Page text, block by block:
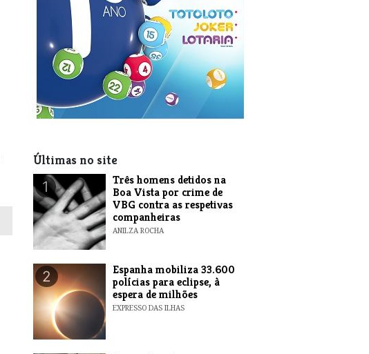
Últimas no site
1
Três homens detidos na
Boa Vista por crime de
VBG contra as respetivas
companheiras
ANILZA ROCHA
2
Espanha mobiliza 33.600
polícias para eclipse, à
espera de milhões
EXPRESSO DAS ILHAS